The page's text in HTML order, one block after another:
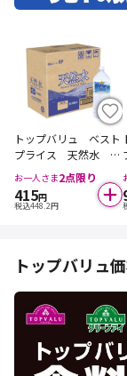
トップバリュ ベスト
プライス 天然水 ２
Ｌ×６本【ケース販
売】
お一人さま2点限り
415円
税込448.2円
トップバリュ